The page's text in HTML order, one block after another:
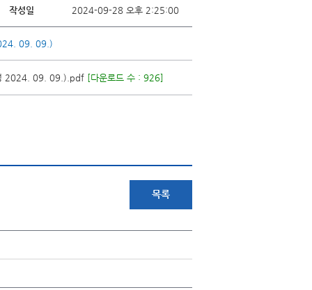
작성일 2024-09-28 오후 2:25:00
09. 09.)
2024. 09. 09.).pdf [다운로드 수 : 926]
목록